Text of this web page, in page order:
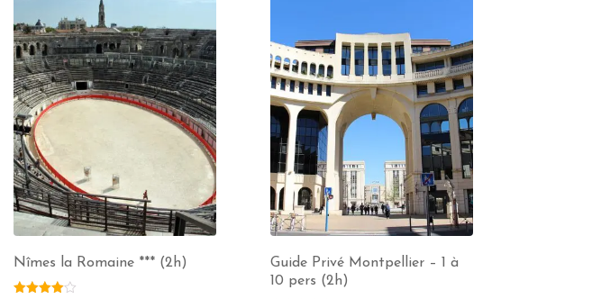
Nîmes la Romaine *** (2h)
Guide Privé Montpellier – 1 à
10 pers (2h)